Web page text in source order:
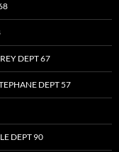
DEPT 67
DEPT 57
DEPT 90